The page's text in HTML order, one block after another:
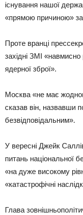
існування нашої
«прямою причиною»
Проте вранці
західні ЗМІ
ядерної зброї».
Москва «не має
сказав він, назвавши
безвідповідальним».
У вересні Джейк
питань національної
«на дуже високому
«катастрофічні
Глава